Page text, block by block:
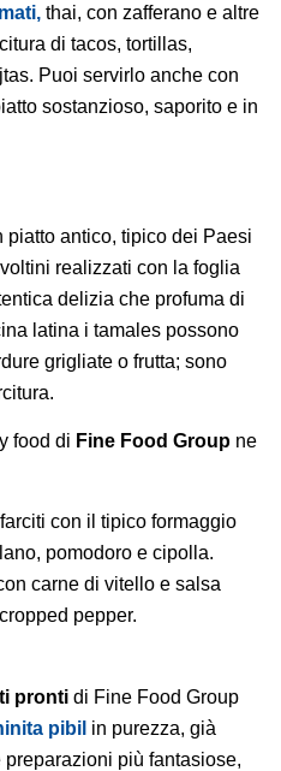
thai, con zafferano e altre
di tacos, tortillas,
Puoi servirlo anche con
sostanzioso, saporito e in
piatto antico, tipico dei Paesi
realizzati con la foglia
delizia che profuma di
latina i tamales possono
grigliate o frutta; sono
food di Fine Food Group ne
farciti con il tipico formaggio
pomodoro e cipolla.
carne di vitello e salsa
pepper.
pronti di Fine Food Group
pibil in purezza, già
più fantasiose,